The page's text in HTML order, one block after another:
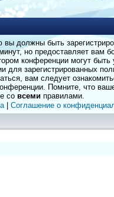
должны быть
но предоставляет вам
конференции могут быть
для зарегистрированных
вам следует
Помните, что
со всеми правилами.
| Соглашение о